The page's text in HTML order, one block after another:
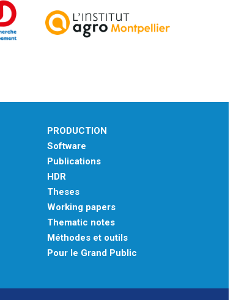
PRODUCTION
Software
Publications
HDR
Theses
Working papers
Thematic notes
Méthodes et outils
Pour le Grand Public